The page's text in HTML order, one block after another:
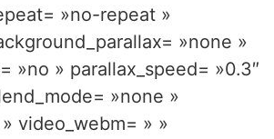
»no-repeat »
»none »
»no » parallax_speed= »0.3″
»none »
video_webm= » »